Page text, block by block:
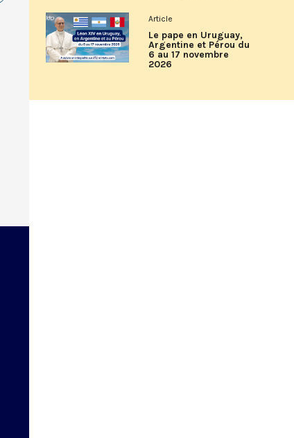
Article
Le pape en Uruguay,
Argentine et Pérou du
6 au 17 novembre
2026